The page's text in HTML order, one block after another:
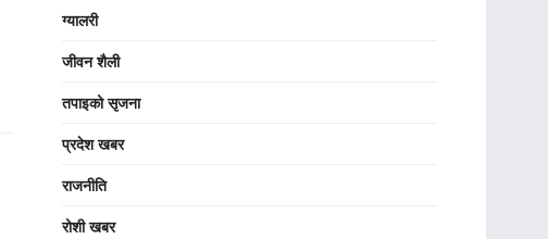
ग्यालरी
जीवन शैली
तपाइको सृजना
प्रदेश खबर
राजनीति
रोशी खबर